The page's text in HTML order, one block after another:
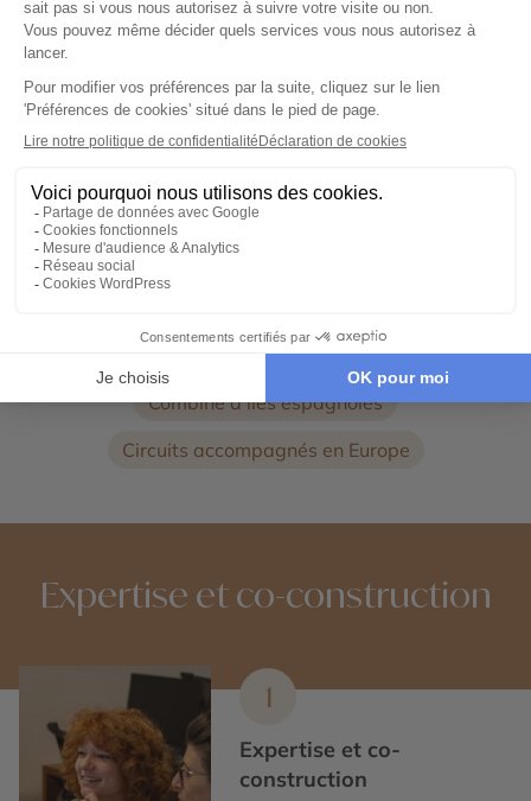
14 jours et 12 nuits
City break
Voyage avec guide
Voyage à Séville
Découverte du Parc Güell
Voyage au Montserrat
Road trip dans le nord de l’Espagne
Combiné d'îles espagnoles
Circuits accompagnés en Europe
Expertise et co-construction
1
Expertise et co-
construction